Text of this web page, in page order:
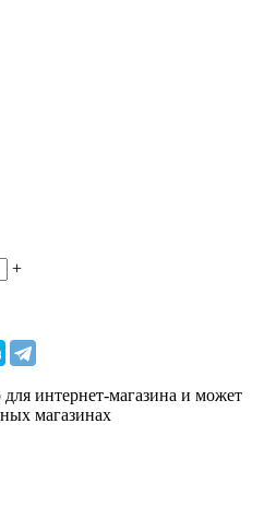
+
интернет-магазина и может
магазинах